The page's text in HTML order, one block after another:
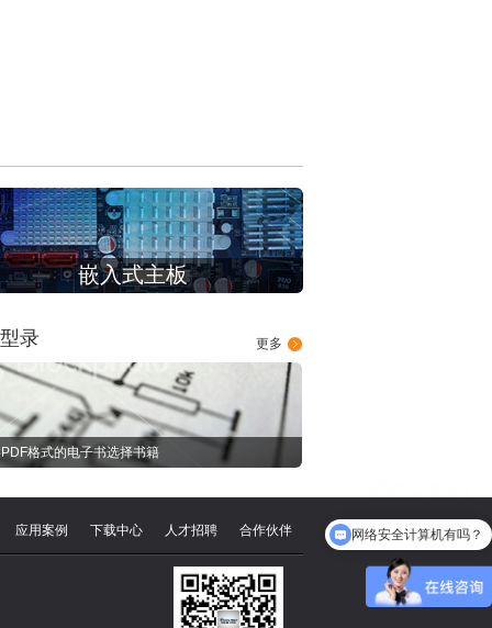
嵌入式主板
更多
录
格式的电子书选择书籍
应用案例 下载中心 人才招聘 合作伙伴 网络安全计算机有吗？